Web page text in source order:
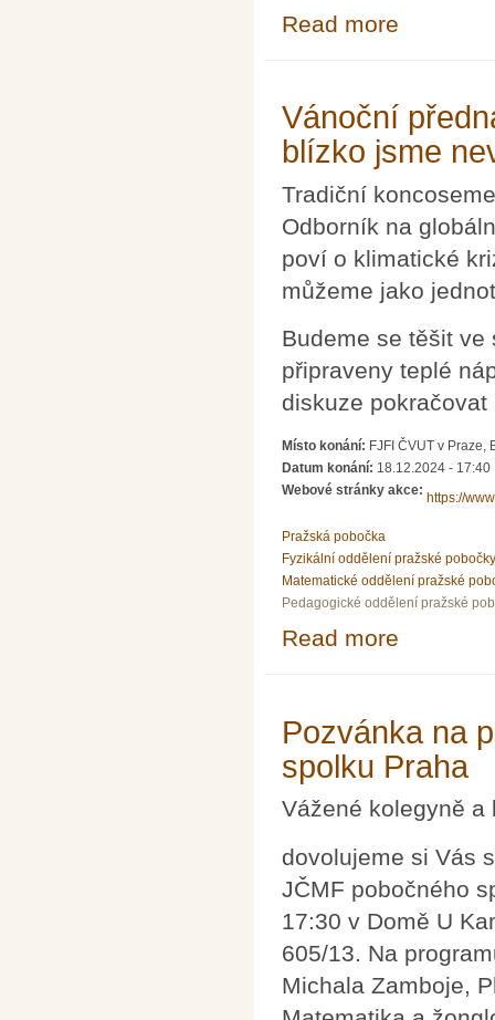
Read more
Vánoční
blízko jsme
Tradiční
Odborník na
poví o klimatické
můžeme jako
Budeme se těšit ve
připraveny teplé
diskuze
Místo konání: FJFI ČVUT v Praze,
Datum konání: 18.12.2024 - 17:40
Webové stránky akce:
https://
Pražská pobočka
Fyzikální oddělení pražské pobočky
Matematické oddělení pražské
Pedagogické oddělení pražské
Read more
Pozvánka na
spolku Praha
Vážené kolegyně a
dovolujeme si Vás
JČMF pobočného
17:30 v Domě U
605/13. Na
Michala Zamboje,